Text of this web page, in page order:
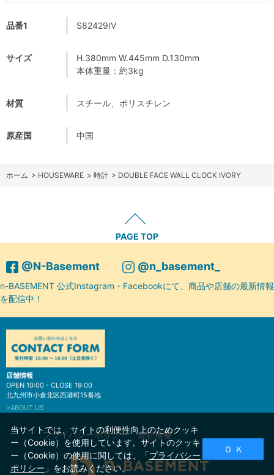
品番1 S82429IV
サイズ
H.380mm W.445mm D.130mm
本体重量：約3kg
材質 スチール、ポリスチレン
原産国 中国
ホーム > HOUSEWARE > 時計 > DOUBLE FACE WALL CLOCK IVORY
PAGE TOP
@N-Basement @n_basement_
n-BASEMENT 公式Instagram・Facebookにて、商品や店舗の最新情報
を配信中！
店舗情報
OPEN 10:00 - CLOSE 19:00
北九州市小倉北区西港町15番地
>ABOUT US
プライバシーポリシー 会社概要
当サイトでは、サイトの利便性向上のためクッキ
ー（Cookie）を使用しています。サイトのクッキ
ー（Cookie）の使用に関しては、「プライバシー
ポリシー 」をお読みください。
Ｏ Ｋ